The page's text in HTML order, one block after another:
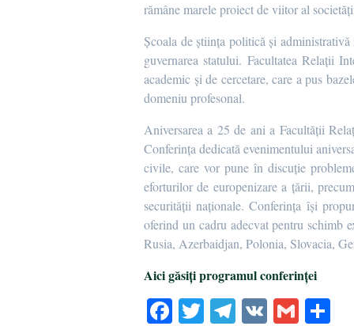
rămâne marele proiect de viitor al
Școala de știinţa politică și
guvernarea statului. Facultatea Relaţii
academic și de cercetare, care a pus
domeniu profesonal.
Aniversarea a 25 de ani a Facultăţii
Conferinţa dedicată evenimentului
civile, care vor pune în discuţie
eforturilor de europenizare a ţării,
securităţii naţionale. Conferința își
oferind un cadru adecvat pentru schimb
Rusia, Azerbaidjan, Polonia, Slovacia,
Aici găsiți programul conferinței
Fa T Te V G